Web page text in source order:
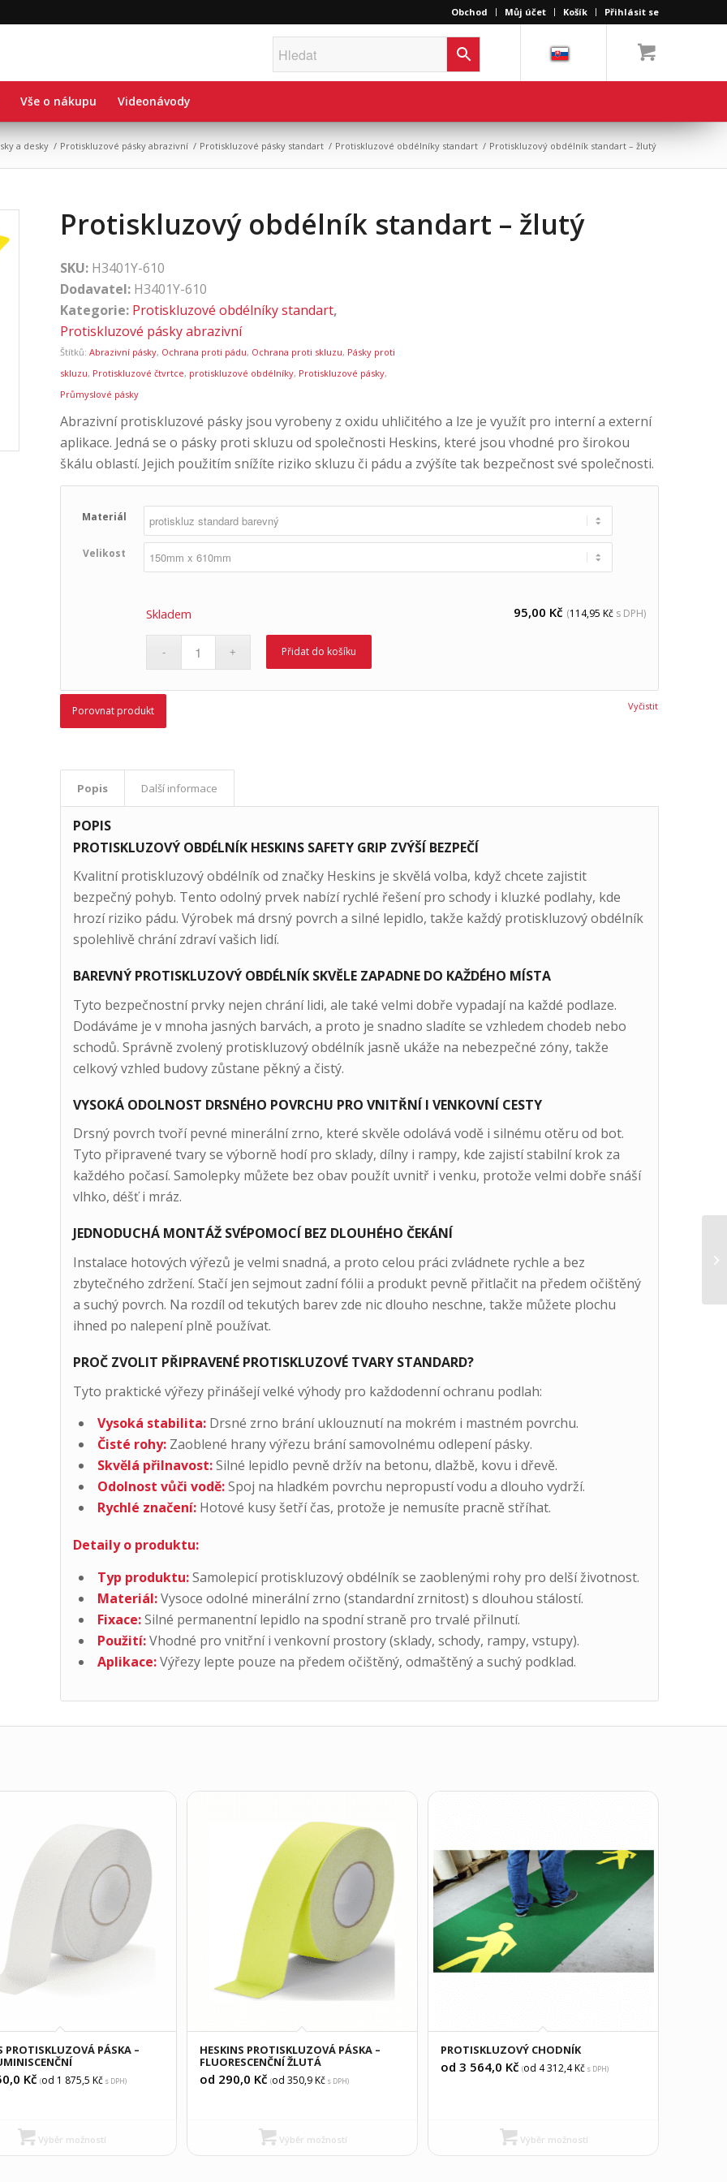
Obchod Můj účet Košík Přihlásit se
Vše o nákupu Videonávody
a desky / Protiskluzové pásky abrazivní / Protiskluzové pásky standart / Protiskluzové obdélníky standart / Protiskluzový obdélník standart – žlutý
Protiskluzový obdélník standart – žlutý
SKU: H3401Y-610
Dodavatel: H3401Y-610
Kategorie: Protiskluzové obdélníky standart,
Protiskluzové pásky abrazivní
Štítků: Abrazivní pásky, Ochrana proti pádu, Ochrana proti skluzu, Pásky proti
skluzu, Protiskluzové čtvrtce, protiskluzové obdélníky, Protiskluzové pásky,
Průmyslové pásky
Abrazivní protiskluzové pásky jsou vyrobeny z oxidu uhličitého a lze je využít pro interní a externí
aplikace. Jedná se o pásky proti skluzu od společnosti Heskins, které jsou vhodné pro širokou
škálu oblastí. Jejich použitím snížíte riziko skluzu či pádu a zvýšíte tak bezpečnost své společnosti.
Materiál
Velikost
Vyčistit
95,00 Kč (114,95Kč s DPH)
Skladem
Přidat do košíku
Porovnat produkt
Popis Další informace
POPIS
PROTISKLUZOVÝ OBDÉLNÍK HESKINS SAFETY GRIP ZVÝŠÍ BEZPEČÍ
Kvalitní protiskluzový obdélník od značky Heskins je skvělá volba, když chcete zajistit
bezpečný pohyb. Tento odolný prvek nabízí rychlé řešení pro schody i kluzké podlahy, kde
hrozí riziko pádu. Výrobek má drsný povrch a silné lepidlo, takže každý protiskluzový obdélník
spolehlivě chrání zdraví vašich lidí.
BAREVNÝ PROTISKLUZOVÝ OBDÉLNÍK SKVĚLE ZAPADNE DO KAŽDÉHO MÍSTA
Tyto bezpečnostní prvky nejen chrání lidi, ale také velmi dobře vypadají na každé podlaze.
Dodáváme je v mnoha jasných barvách, a proto je snadno sladíte se vzhledem chodeb nebo
schodů. Správně zvolený protiskluzový obdélník jasně ukáže na nebezpečné zóny, takže
celkový vzhled budovy zůstane pěkný a čistý.
VYSOKÁ ODOLNOST DRSNÉHO POVRCHU PRO VNITŘNÍ I VENKOVNÍ CESTY
Drsný povrch tvoří pevné minerální zrno, které skvěle odolává vodě i silnému otěru od bot.
Tyto připravené tvary se výborně hodí pro sklady, dílny i rampy, kde zajistí stabilní krok za
každého počasí. Samolepky můžete bez obav použít uvnitř i venku, protože velmi dobře snáší
vlhko, déšť i mráz.
JEDNODUCHÁ MONTÁŽ SVÉPOMOCÍ BEZ DLOUHÉHO ČEKÁNÍ
Instalace hotových výřezů je velmi snadná, a proto celou práci zvládnete rychle a bez
zbytečného zdržení. Stačí jen sejmout zadní fólii a produkt pevně přitlačit na předem očištěný
a suchý povrch. Na rozdíl od tekutých barev zde nic dlouho neschne, takže můžete plochu
ihned po nalepení plně používat.
PROČ ZVOLIT PŘIPRAVENÉ PROTISKLUZOVÉ TVARY STANDARD?
Tyto praktické výřezy přinášejí velké výhody pro každodenní ochranu podlah:
Vysoká stabilita:Drsné zrno brání uklouznutí na mokrém i mastném povrchu.
Čisté rohy:Zaoblené hrany výřezu brání samovolnému odlepení pásky.
Skvělá přilnavost:Silné lepidlo pevně držív na betonu, dlažbě, kovu i dřevě.
Odolnost vůči vodě:Spoj na hladkém povrchu nepropustí vodu a dlouho vydrží.
Rychlé značení:Hotové kusy šetří čas, protože je nemusíte pracně stříhat.
Detaily o produktu:
Typ produktu:Samolepicí protiskluzový obdélník se zaoblenými rohy pro delší životnost.
Materiál:Vysoce odolné minerální zrno (standardní zrnitost) s dlouhou stálostí.
Fixace:Silné permanentní lepidlo na spodní straně pro trvalé přilnutí.
Použití:Vhodné pro vnitřní i venkovní prostory (sklady, schody, rampy, vstupy).
Aplikace:Výřezy lepte pouze na předem očištěný, odmaštěný a suchý podklad.
PROTISKLUZOVÁ PÁSKA –
Kč (od 1 875,5 Kčs DPH)
Výběr možností
HESKINS PROTISKLUZOVÁ PÁSKA –
FLUORESCENČNÍ ŽLUTÁ
od 290,0 Kč (od 350,9Kčs DPH)
Výběr možností
PROTISKLUZOVÝ CHODNÍK
od 3 564,0 Kč (od 4 312,4Kčs DPH)
Výběr možností